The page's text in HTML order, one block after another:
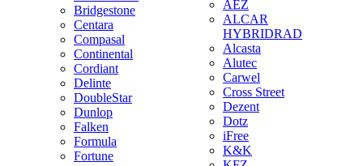
Bridgestone
Centara
Compasal
Continental
Cordiant
Delinte
DoubleStar
Dunlop
Falken
Formula
Fortune
AEZ
ALCAR
HYBRIDRAD
Alcasta
Alutec
Carwel
Cross Street
Dezent
Dotz
iFree
K&K